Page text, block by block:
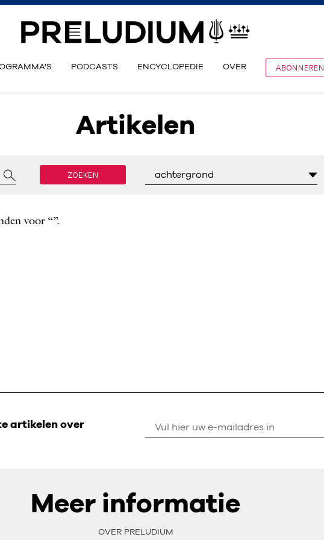
PODCASTS ENCYCLOPEDIE OVER ABONNEREN
Artikelen
ZOEKEN achtergrond
voor “”.
artikelen over
Meer informatie
OVER PRELUDIUM